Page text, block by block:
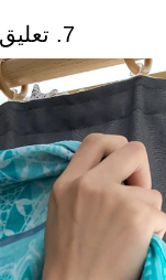
7. تعليق منشفة مبتلة على النافذة